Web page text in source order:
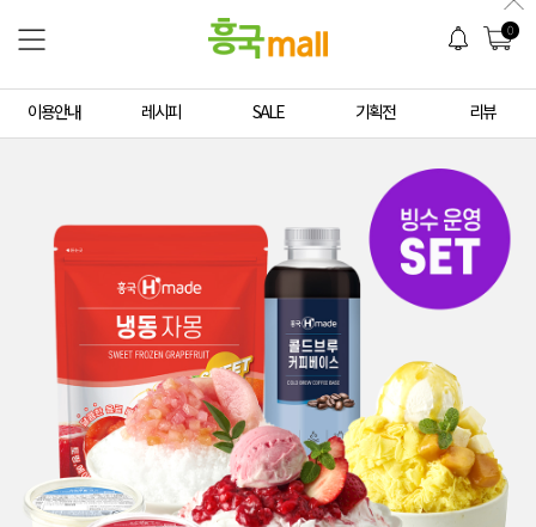
0
이용안내 레시피 SALE 기획전 리뷰